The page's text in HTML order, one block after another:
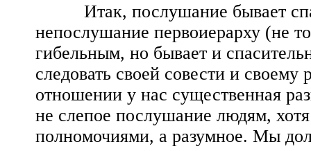
Итак, послушание бывает
непослушание первоиерарху (не
гибельным, но бывает и
следовать своей совести и
отношении у нас существенная
не слепое послушание людям,
полномочиями, а разумное. Мы